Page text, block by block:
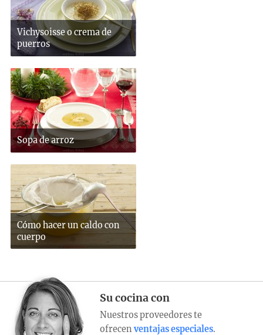
Vichysoisse o crema de
puerros
Sopa de arroz
Cómo hacer un caldo con
cuerpo
Su cocina con
Nuestros proveedores te
ofrecen ventajas especiales.